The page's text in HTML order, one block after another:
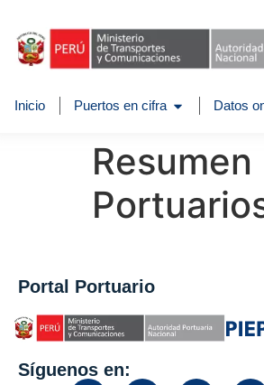
Inicio Puertos en cifra Datos
Portal Portuario
Síguenos en: